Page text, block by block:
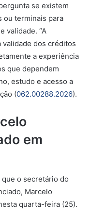
se existem
ou terminais para
validade. “A
validade dos créditos
a experiência
que dependem
estudo e acesso a
(062.00288.2026).
em
o secretário do
Marcelo
quarta-feira (25).